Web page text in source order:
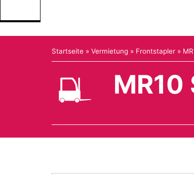
Startseite » Vermietung » Frontstapler »